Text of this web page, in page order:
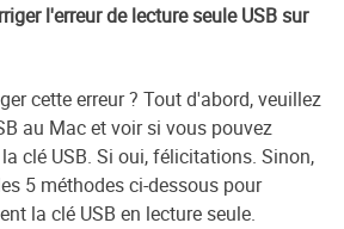
l'erreur de lecture seule USB sur
cette erreur ? Tout d'abord, veuillez
au Mac et voir si vous pouvez
clé USB. Si oui, félicitations. Sinon,
5 méthodes ci-dessous pour
la clé USB en lecture seule.